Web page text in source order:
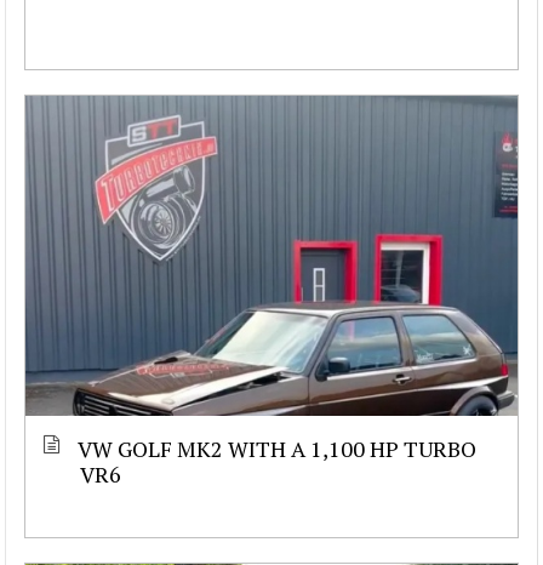
VW GOLF MK2 WITH A 1,100 HP TURBO
VR6